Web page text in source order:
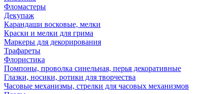
Фломастеры
Декупаж
Карандаши восковые, мелки
Краски и мелки для грима
Маркеры для декорирования
Трафареты
Флористика
Помпоны, проволка синельная, перья декоративные
Глазки, носики, ротики для творчества
Часовые механизмы, стрелки для часовых механизмов